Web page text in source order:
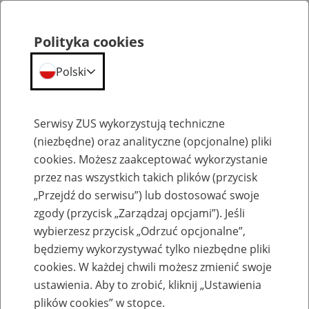
Emerytury
Baza zlikwidowanych lub
przekształconych zakładów pracy
Polityka cookies
Polski
Serwisy ZUS wykorzystują techniczne
(niezbędne) oraz analityczne (opcjonalne) pliki
cookies. Możesz zaakceptować wykorzystanie
przez nas wszystkich takich plików (przycisk
„Przejdź do serwisu”) lub dostosować swoje
zgody (przycisk „Zarządzaj opcjami”). Jeśli
wybierzesz przycisk „Odrzuć opcjonalne”,
będziemy wykorzystywać tylko niezbędne pliki
cookies. W każdej chwili możesz zmienić swoje
ustawienia. Aby to zrobić, kliknij „Ustawienia
plików cookies” w stopce.